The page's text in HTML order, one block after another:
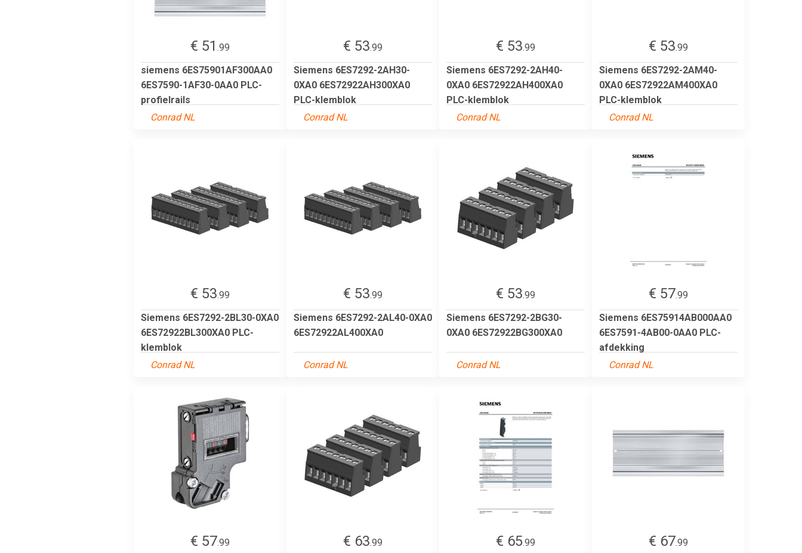
€ 51 .99
siemens 6ES75901AF300AA0
6ES7590-1AF30-0AA0 PLC-
profielrails
Conrad NL
€ 53.99
Siemens 6ES7292-2AH30-
0XA0 6ES72922AH300XA0
PLC-klemblok
Conrad NL
€ 53.99
Siemens 6ES7292-2AH40-
0XA0 6ES72922AH400XA0
PLC-klemblok
Conrad NL
€ 53.99
Siemens 6ES7292-2AM40-
0XA0 6ES72922AM400XA0
PLC-klemblok
Conrad NL
€ 53.99
Siemens 6ES7292-2BL30-0XA0
6ES72922BL300XA0 PLC-
klemblok
Conrad NL
€ 53.99
Siemens 6ES7292-2AL40-0XA0
6ES72922AL400XA0
Conrad NL
€ 53.99
Siemens 6ES7292-2BG30-
0XA0 6ES72922BG300XA0
Conrad NL
€ 57.99
Siemens 6ES75914AB000AA0
6ES7591-4AB00-0AA0 PLC-
afdekking
Conrad NL
€ 57.99 € 63.99 € 65.99 € 67.99